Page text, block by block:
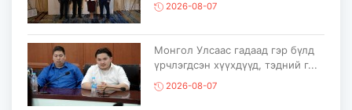
2026-08-07
Монгол Улсаас гадаад гэр бүлд
үрчлэгдсэн хүүхдүүд, тэдний г...
2026-08-07